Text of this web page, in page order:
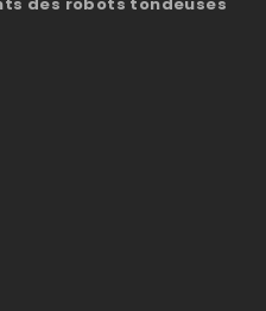
des robots tondeuses